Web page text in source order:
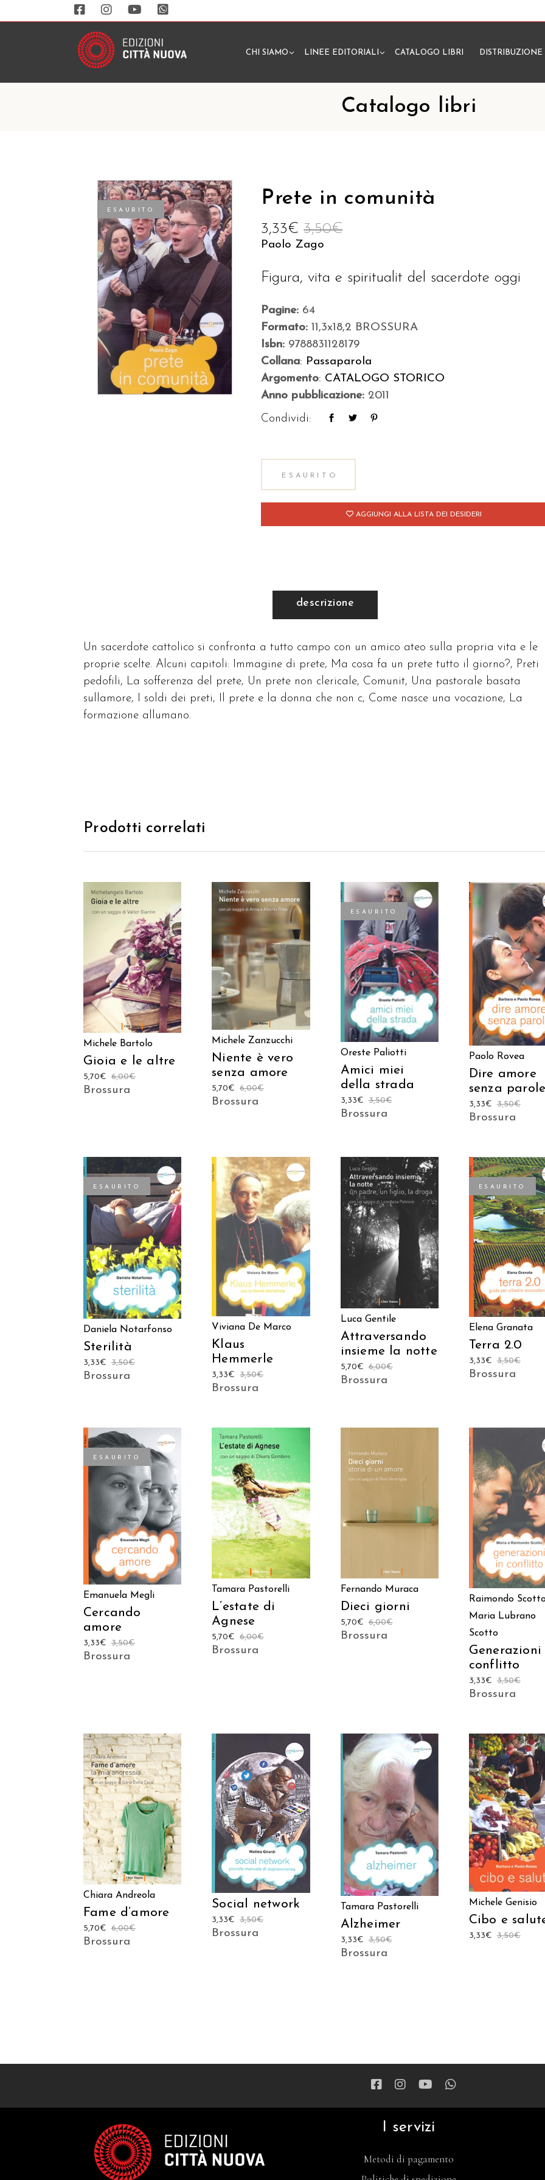
CHI SIAMO LINEE EDITORIALI CATALOGO LIBRI DISTRIBUZIONE
Catalogo libri
ESAURITO
Prete in comunità
3,50€
3,33€
Paolo Zago
Figura, vita e spiritualit del sacerdote oggi
Pagine: 64
Formato:11,3x18,2 BROSSURA
Isbn: 9788831128179
Collana: Passaparola
Argomento: CATALOGO STORICO
Anno pubblicazione: 2011
Condividi:
ESAURITO
AGGIUNGI ALLA LISTA DEI DESIDERI
descrizione
Un sacerdote cattolico si confronta a tutto campo con un amico ateo sulla propria vita e le
proprie scelte. Alcuni capitoli: Immagine di prete, Ma cosa fa un prete tutto il giorno?, Preti
pedofili, La sofferenza del prete, Un prete non clericale, Comunit, Una pastorale basata
sullamore, I soldi dei preti, Il prete e la donna che non c, Come nasce una vocazione, La
formazione allumano.
Prodotti correlati
AGGIUNGI AL
CARRELLO
Michele Bartolo
Gioia e le altre
6,00€
5,70€
Brossura
AGGIUNGI AL
CARRELLO
Michele Zanzucchi
Niente è vero
senza amore
6,00€
5,70€
Brossura
ESAURITO
LEGGI TUTTO
Oreste Paliotti
Amici miei
della strada
3,50€
3,33€
Brossura
AGGIUNGI AL
CARRELLO
Paolo Rovea
Dire amore
senza
3,50€
3,33€
Brossura
ESAURITO
LEGGI TUTTO
Daniela Notarfonso
Sterilità
3,50€
3,33€
Brossura
AGGIUNGI AL
CARRELLO
Viviana De Marco
Klaus
Hemmerle
3,50€
3,33€
Brossura
AGGIUNGI AL
CARRELLO
Luca Gentile
Attraversando
insieme la notte
6,00€
5,70€
Brossura
ESAURITO
LEGGI TUTTO
Elena Granata
Terra 2.0
3,50€
3,33€
Brossura
ESAURITO
LEGGI TUTTO
Emanuela Megli
Cercando
amore
3,50€
3,33€
Brossura
AGGIUNGI AL
CARRELLO
Tamara Pastorelli
L’estate di
Agnese
6,00€
5,70€
Brossura
CARRELLO
Fernando Muraca
Dieci giorni
6,00€
5,70€
Brossura
AGGIUNGI AL
CARRELLO
Raimondo
Maria Lubrano
Scotto
Generazioni
conflitto
3,50€
3,33€
Brossura
AGGIUNGI AL
CARRELLO
Chiara Andreola
Fame d’amore
6,00€
5,70€
Brossura
AGGIUNGI AL
CARRELLO
Social network
3,50€
3,33€
Brossura
AGGIUNGI AL
CARRELLO
Tamara Pastorelli
Alzheimer
3,50€
3,33€
Brossura
AGGIUNGI AL
CARRELLO
Michele Genisio
Cibo e
3,50€
3,33€
I servizi
Metodi di pagamento